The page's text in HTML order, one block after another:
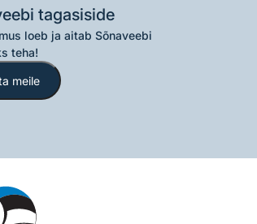
tagasiside
loeb ja aitab Sõnaveebi
teha!
meile